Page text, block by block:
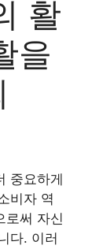
활
을
중요하게
비자 역
로써 자신
다. 이러